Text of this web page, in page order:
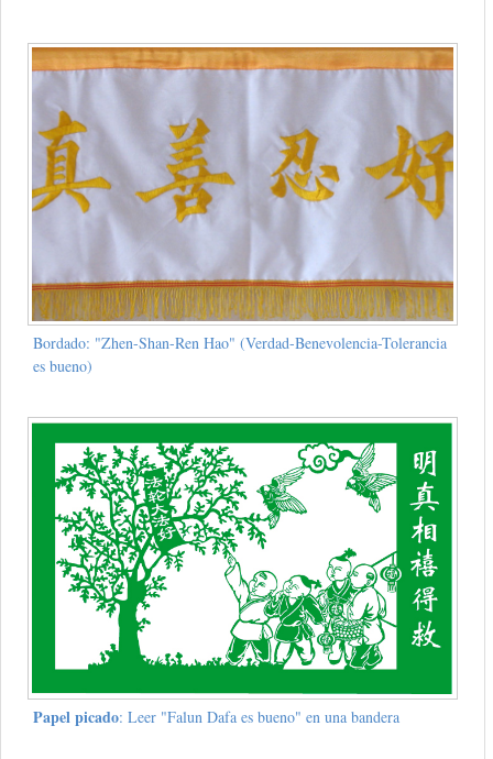
Bordado: "Zhen-Shan-Ren Hao" (Verdad-Benevolencia-Tolerancia
es bueno)
Papel picado: Leer "Falun Dafa es bueno" en una bandera